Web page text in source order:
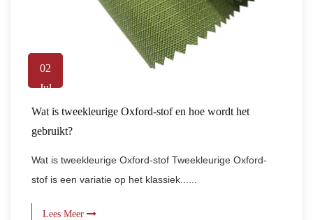
02
Jul
Wat is tweekleurige Oxford-stof en hoe wordt het
gebruikt?
Wat is tweekleurige Oxford-stof Tweekleurige Oxford-
stof is een variatie op het klassiek......
Lees Meer